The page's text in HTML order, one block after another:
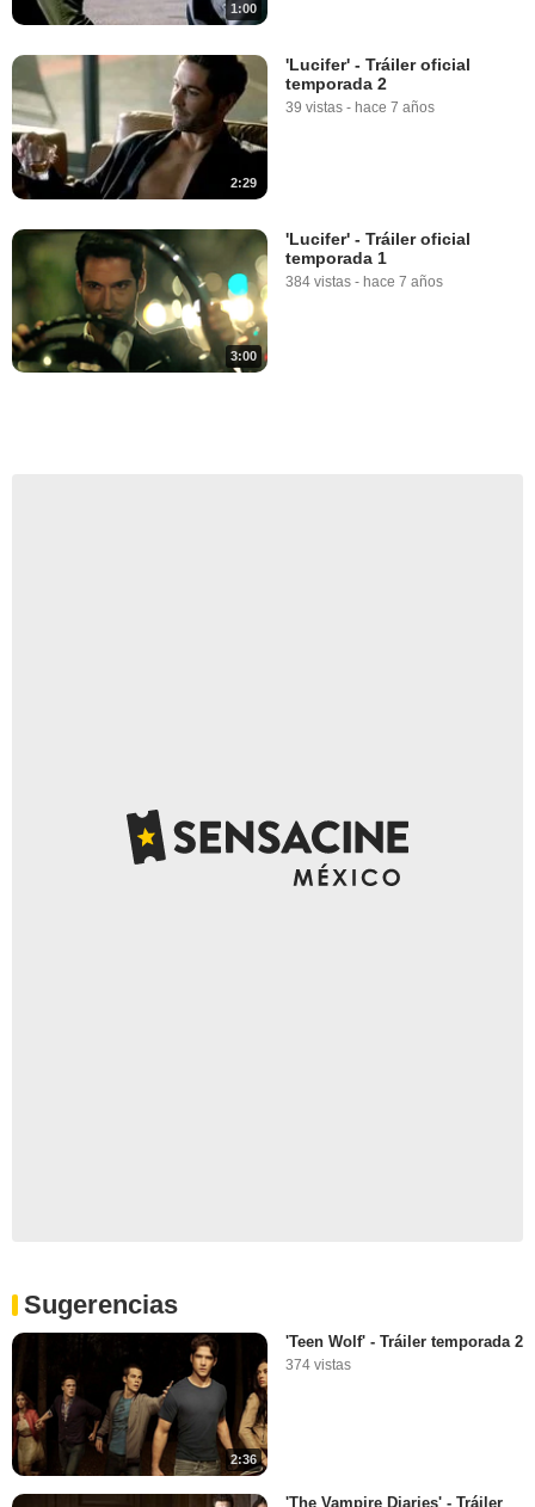
1:00
2:29
'Lucifer' - Tráiler oficial
temporada 2
39 vistas - hace 7 años
3:00
'Lucifer' - Tráiler oficial
temporada 1
384 vistas - hace 7 años
Sugerencias
2:36
'Teen Wolf' - Tráiler temporada 2
374 vistas
'The Vampire Diaries' - Tráiler